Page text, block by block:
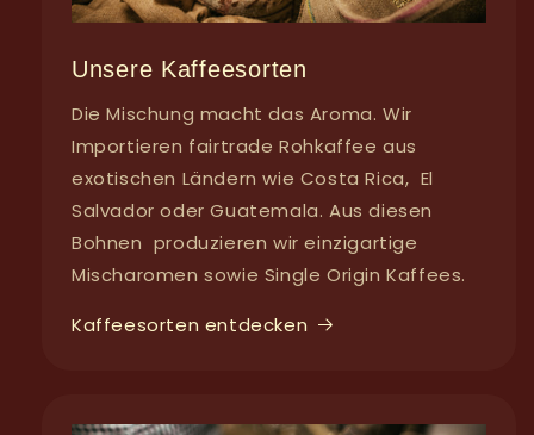
Unsere Kaffeesorten
Die Mischung macht das Aroma. Wir
Importieren fairtrade Rohkaffee aus
exotischen Ländern wie Costa Rica, El
Salvador oder Guatemala. Aus diesen
Bohnen produzieren wir einzigartige
Mischaromen sowie Single Origin Kaffees.
Kaffeesorten entdecken